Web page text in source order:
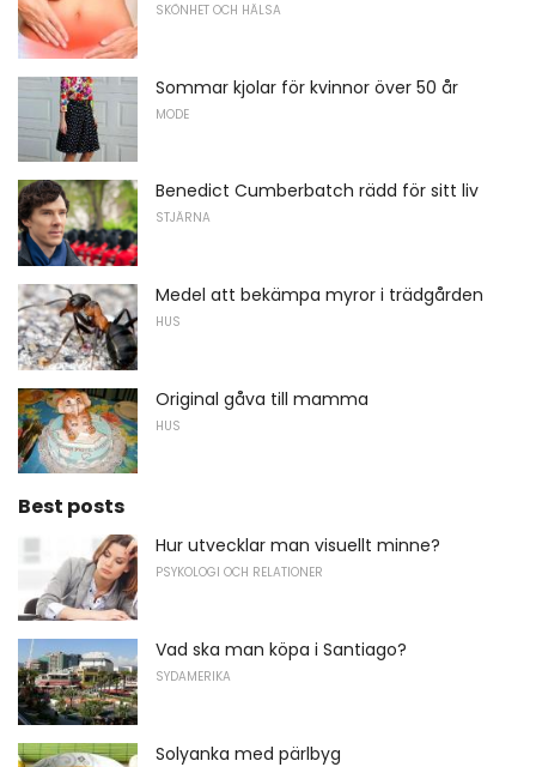
SKÖNHET OCH HÄLSA
Sommar kjolar för kvinnor över 50 år
MODE
Benedict Cumberbatch rädd för sitt liv
STJÄRNA
Medel att bekämpa myror i trädgården
HUS
Original gåva till mamma
HUS
Best posts
Hur utvecklar man visuellt minne?
PSYKOLOGI OCH RELATIONER
Vad ska man köpa i Santiago?
SYDAMERIKA
Solyanka med pärlbyg